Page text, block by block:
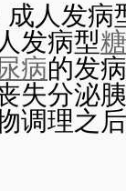
成人发病
发病型
病的发
失分泌
调理之